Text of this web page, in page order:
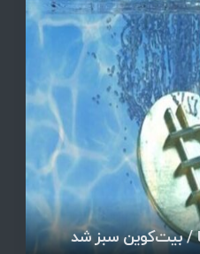
دیجیتال اهمیت دارد؟
در جهان / مهم‌ترین
/ بیت‌کوین سبز شد
قیمت تتر، بیت‌کوین و اتریوم امروز دوشنبه ۵ مرداد
از دست بدهد، همه‌چیز
رقابت پنهان دولت‌ها بر سر بیت‌کوین/ ۱۰ کشور برتر
بیت‌کوین وارد فاز تازه شد
شکایت میلیاردی روی
اجباری میلیاردها